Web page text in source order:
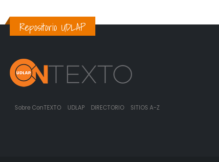
Repositorio UDLAP
Sobre ConTEXTO UDLAP DIRECTORIO SITIOS A-Z